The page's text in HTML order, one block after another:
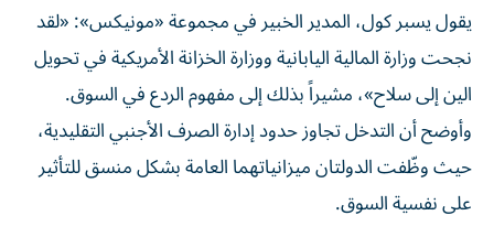
يقول يسبر كول، المدير الخبير في مجموعة «مونيكس»: «لقد
نجحت وزارة المالية اليابانية ووزارة الخزانة الأمريكية في تحويل
الين إلى سلاح»، مشيراً بذلك إلى مفهوم الردع في السوق.
وأوضح أن التدخل تجاوز حدود إدارة الصرف الأجنبي التقليدية،
حيث وظّفت الدولتان ميزانياتهما العامة بشكل منسق للتأثير
على نفسية السوق.